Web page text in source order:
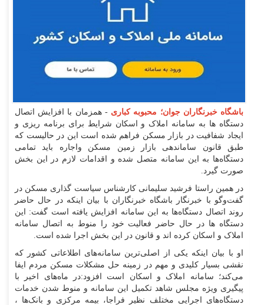
باشگاه‌ خبرنگاران جوان؛ محبوبه کباری - همزمان با افزایش اتصال
دستگاه ها به سامانه املاک و اسکان شرایط برای برنامه ریزی و
ایجاد شفافیت در بازار مسکن فراهم شده است این در حالیست که
طبق قانون ساماندهی بازار زمین مسکن واجاره باید تمامی
دستگاه‌ها به این سامانه متصل شده و اقدامات لازم در این بخش
صورت گیرد.
در همین راستا فرشید سلیمانی کارشناس سیاست گذاری مسکن در
گفت‌وگو با خبرنگار باشگاه خبرنگاران با بیان اینکه در حال حاضر
روند اتصال دستگاه‌ها به این سامانه افزایش یافته است گفت: این
دستگاه ها در حال حاضر فعالیت خود را منوط به اتصال سامانه
املاک و اسکان کرده اند و قانون در این بخش اجرا شده است.
او با بیان اینکه یکی از اصلی‌ترین سامانه‌های اطلاعاتی کشور که
نقشی بسیار کلیدی و مهم در زمینه حل مشکلات مسکن مردم ایفا
می‌کند؛ سامانه املاک و اسکان است افزود:در ماه‌های اخیر با
پیگیری ویژه مجلس شاهد تکمیل این سامانه و منوط شدن خدمات
دستگاه‌های اجرایی مختلف نظیر فراجا، بیمه مرکزی و بانک‌ها ،